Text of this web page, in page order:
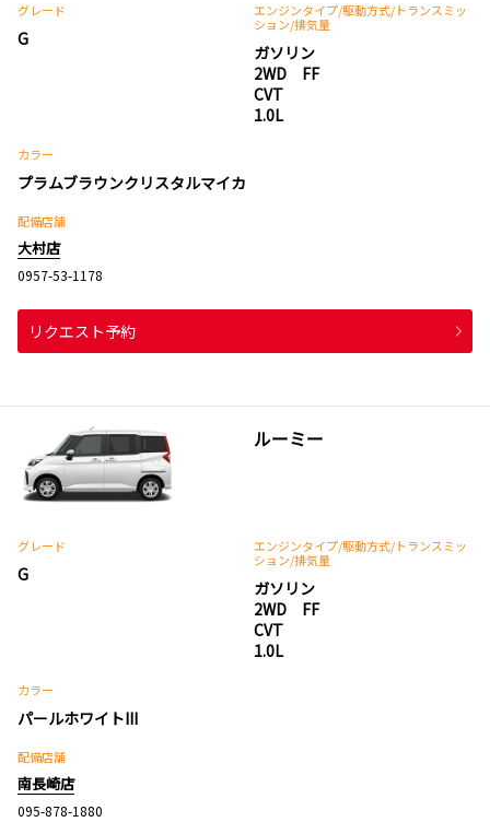
グレード
G
エンジンタイプ/駆動方式/トランスミッ
ション/排気量
ガソリン
2WD FF
CVT
1.0L
カラー
プラムブラウンクリスタルマイカ
配備店舗
大村店
0957-53-1178
リクエスト予約
ルーミー
グレード
G
エンジンタイプ/駆動方式/トランスミッ
ション/排気量
ガソリン
2WD FF
CVT
1.0L
カラー
パールホワイトIII
配備店舗
南長崎店
095-878-1880